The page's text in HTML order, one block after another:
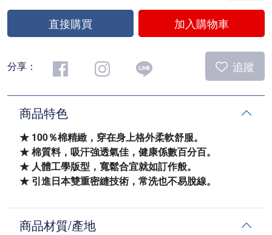
直接購買 加入購物車
分享： 追蹤
商品特色
★ 100％棉精緻，穿在身上格外柔軟舒服。
★ 棉質料，吸汗強透氣佳，健康係數百分百。
★ 人體工學版型，寬鬆合宜就如訂作般。
★ 引進日本雙重密縫技術，常洗也不易脫線。
商品材質/產地